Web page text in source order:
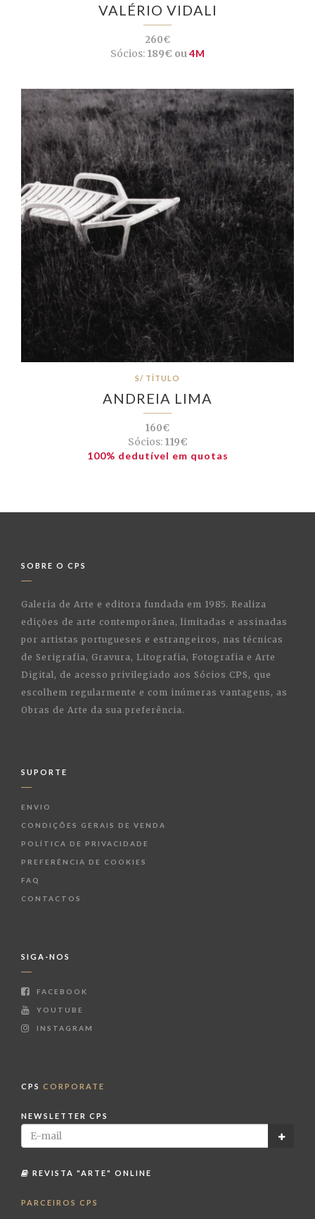
VALÉRIO VIDALI
260€
Sócios:189€ ou4M
S/ TÍTULO
ANDREIA LIMA
160€
Sócios:119€
100% dedutível em quotas
SOBRE O CPS
Galeria de Arte e editora fundada em 1985. Realiza
edições de arte contemporânea, limitadas e assinadas
por artistas portugueses e estrangeiros, nas técnicas
de Serigrafia, Gravura, Litografia, Fotografia e Arte
Digital, de acesso privilegiado aos Sócios CPS, que
escolhem regularmente e com inúmeras vantagens, as
Obras de Arte da sua preferência.
SUPORTE
ENVIO
CONDIÇÕES GERAIS DE VENDA
POLÍTICA DE PRIVACIDADE
PREFERÊNCIA DE COOKIES
FAQ
CONTACTOS
SIGA-NOS
FACEBOOK
YOUTUBE
INSTAGRAM
CPS CORPORATE
NEWSLETTER CPS
REVISTA "ARTE" ONLINE
PARCEIROS CPS